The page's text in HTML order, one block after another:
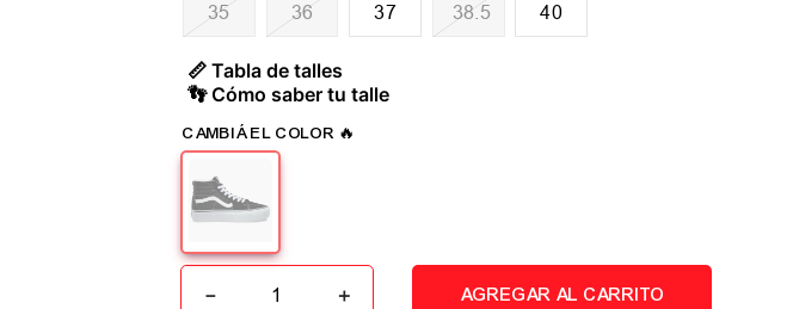
35 36 37 38.5 40
📏 Tabla de talles
👣 Cómo saber tu talle
＋
－ AGREGAR AL CARRITO